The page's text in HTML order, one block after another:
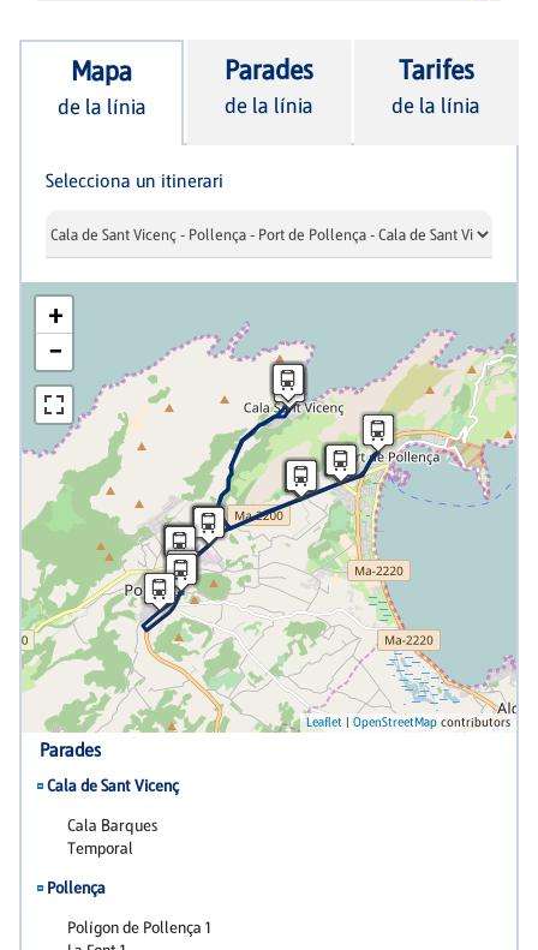
Mapa
de la línia
Parades
de la línia
Tarifes
de la línia